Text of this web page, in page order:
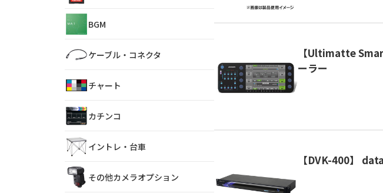
【Ultimatte
ーラー
【DVK-400】
BGM
ケーブル・コネクタ
チャート
カチンコ
イントレ・台車
その他カメラオプション